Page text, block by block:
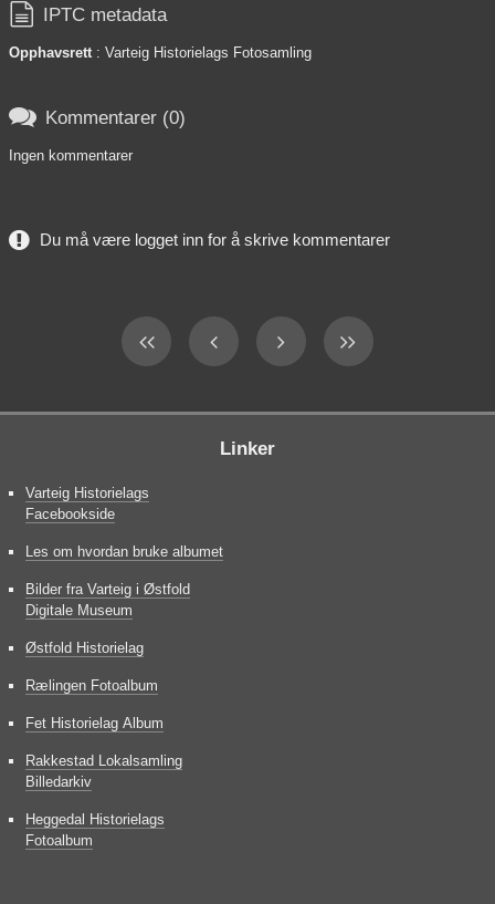
 IPTC metadata
Opphavsrett: Varteig Historielags Fotosamling
 Kommentarer (0)
Ingen kommentarer
Du må være logget inn for å skrive kommentarer
Linker
Varteig Historielags
Facebookside
Les om hvordan bruke albumet
Bilder fra Varteig i Østfold
Digitale Museum
Østfold Historielag
Rælingen Fotoalbum
Fet Historielag Album
Rakkestad Lokalsamling
Billedarkiv
Heggedal Historielags
Fotoalbum